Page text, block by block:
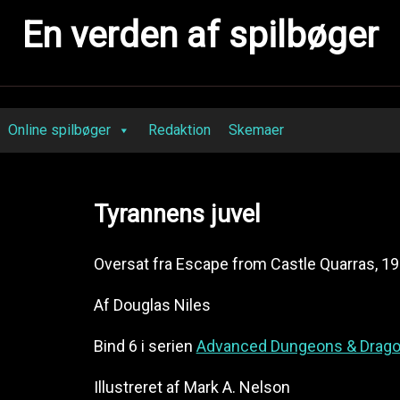
En verden af spilbøger
Online spilbøger Redaktion Skemaer
Tyrannens juvel
Oversat fra Escape from Castle Quarras,
Af Douglas Niles
Bind 6 i serien Advanced Dungeons &
Illustreret af Mark A. Nelson